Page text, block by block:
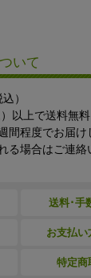
いて
）
以上で送料無料
間程度でお届け
場合はご連絡
送料･手
お支払い
特定商